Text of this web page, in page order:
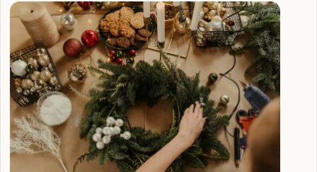
Articles